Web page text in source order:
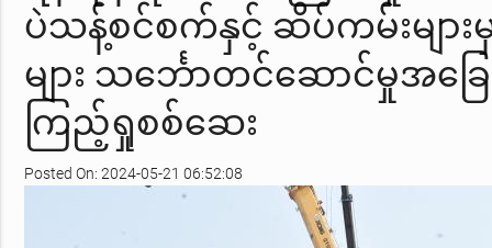
ပဲသန့်စင်စက်နှင့် ဆိပ်ကမ်းများ
များ သင်္ဘောတင်ဆောင်မှုအခြ
ကြည့်ရှုစစ်ဆေး
Posted On: 2024-05-21 06:52:08